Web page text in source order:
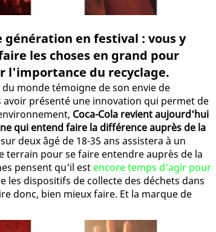
génération en festival : vous y
les choses en grand pour
l'importance du recyclage.
monde témoigne de son envie de
présenté une innovation qui permet de
Coca-Cola revient aujourd'hui
qui entend faire la différence auprès de la
deux âgé de 18-35 ans assistera à un
terrain pour se faire entendre auprès de la
pensent qu'il est encore temps d'agir pour
les dispositifs de collecte des déchets dans
donc, bien mieux faire. Et la marque de